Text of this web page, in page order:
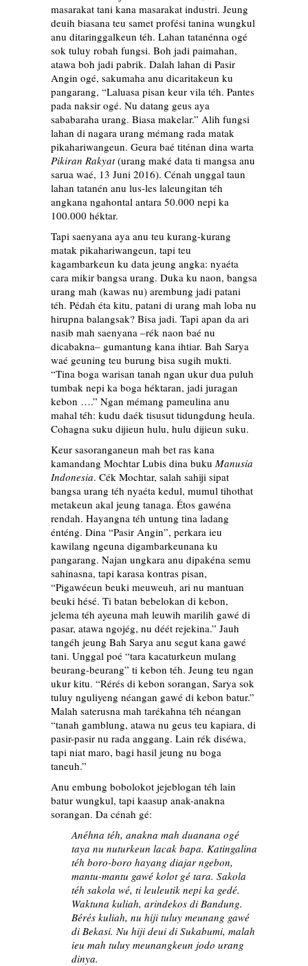
masarakat tani kana masarakat industri. Jeung
deuih biasana teu samet profési tanina wungkul
anu ditaringgalkeun téh. Lahan tatanénna ogé
sok tuluy robah fungsi. Boh jadi paimahan,
atawa boh jadi pabrik. Dalah lahan di Pasir
Angin ogé, sakumaha anu dicaritakeun ku
pangarang, “Laluasa pisan keur vila téh. Pantes
pada naksir ogé. Nu datang geus aya
sababaraha urang. Biasa makelar.” Alih fungsi
lahan di nagara urang mémang rada matak
pikahariwangeun. Geura baé titénan dina warta
Pikiran Rakyat(urang maké data ti mangsa anu
sarua waé, 13 Juni 2016). Cénah unggal taun
lahan tatanén anu lus-les laleungitan téh
angkana ngahontal antara 50.000 nepi ka
100.000 héktar.
Tapi saenyana aya anu teu kurang-kurang
matak pikahariwangeun, tapi teu
kagambarkeun ku data jeung angka: nyaéta
cara mikir bangsa urang. Duka ku naon, bangsa
urang mah (kawas nu) arembung jadi patani
téh. Pédah éta kitu, patani di urang mah loba nu
hirupna balangsak? Bisa jadi. Tapi apan da ari
nasib mah saenyana –rék naon baé nu
dicabakna– gumantung kana ihtiar. Bah Sarya
waé geuning teu burung bisa sugih mukti.
“Tina boga warisan tanah ngan ukur dua puluh
tumbak nepi ka boga héktaran, jadi juragan
kebon ….” Ngan mémang pameulina anu
mahal téh: kudu daék tisusut tidungdung heula.
Cohagna suku dijieun hulu, hulu dijieun suku.
Keur sasoranganeun mah bet ras kana
kamandang Mochtar Lubis dina buku Manusia
Indonesia. Cék Mochtar, salah sahiji sipat
bangsa urang téh nyaéta kedul, mumul tihothat
metakeun akal jeung tanaga. Étos gawéna
rendah. Hayangna téh untung tina ladang
énténg. Dina “Pasir Angin”, perkara ieu
kawilang ngeuna digambarkeunana ku
pangarang. Najan ungkara anu dipakéna semu
sahinasna, tapi karasa kontras pisan,
“Pigawéeun beuki meuweuh, ari nu mantuan
beuki hésé. Ti batan bebelokan di kebon,
jelema téh ayeuna mah leuwih marilih gawé di
pasar, atawa ngojég, nu déét rejekina.” Jauh
tangéh jeung Bah Sarya anu segut kana gawé
tani. Unggal poé “tara kacaturkeun mulang
beurang-beurang” ti kebon téh. Jeung teu ngan
ukur kitu. “Rérés di kebon sorangan, Sarya sok
tuluy nguliyeng néangan gawé di kebon batur.”
Malah saterusna mah tarékahna téh néangan
“tanah gamblung, atawa nu geus teu kapiara, di
pasir-pasir nu rada anggang. Lain rék diséwa,
tapi niat maro, bagi hasil jeung nu boga
taneuh.”
Anu embung bobolokot jejeblogan téh lain
batur wungkul, tapi kaasup anak-anakna
sorangan. Da cénah gé:
Anéhna téh, anakna mah duanana ogé
taya nu nuturkeun lacak bapa. Katingalina
téh boro-boro hayang diajar ngebon,
mantu-mantu gawé kolot gé tara. Sakola
téh sakola wé, ti leuleutik nepi ka gedé.
Waktuna kuliah, arindekos di Bandung.
Bérés kuliah, nu hiji tuluy meunang gawé
di Bekasi. Nu hiji deui di Sukabumi, malah
ieu mah tuluy meunangkeun jodo urang
dinya.